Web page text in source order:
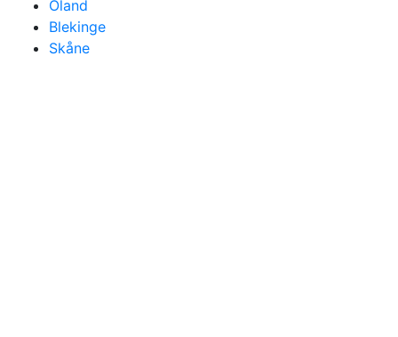
Öland
Blekinge
Skåne